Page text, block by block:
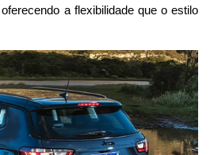
a flexibilidade que o estilo